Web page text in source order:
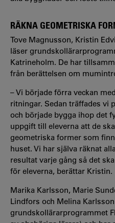
RÄKNA GEOMETRISKA
Tove Magnusson, Kristin
läser
Katrineholm. De har
från berättelsen om
– Vi började förra veckan
ritningar. Sedan träffades vi
och började bygga ihop det
uppgift till eleverna att de
geometriska former som
huset. Vi har själva räknat
resultat varje gång så det
för eleverna, berättar Kristin.
Marika Karlsson, Marie
Lindfors och Melina
grundskollärarprogrammet